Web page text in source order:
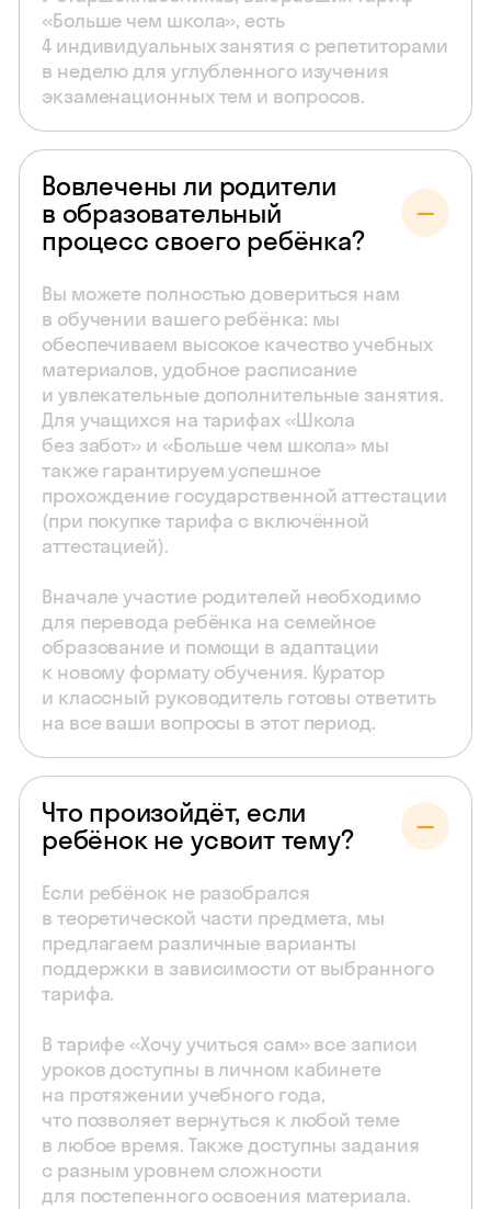
«Больше чем школа», есть
4 индивидуальных занятия с репетиторами
в неделю для углубленного изучения
экзаменационных тем и вопросов.
Вовлечены ли родители
в образовательный
процесс своего ребёнка?
Вы можете полностью довериться нам
в обучении вашего ребёнка: мы
обеспечиваем высокое качество учебных
материалов, удобное расписание
и увлекательные дополнительные занятия.
Для учащихся на тарифах «Школа
без забот» и «Больше чем школа» мы
также гарантируем успешное
прохождение государственной аттестации
(при покупке тарифа с включённой
аттестацией).
Вначале участие родителей необходимо
для перевода ребёнка на семейное
образование и помощи в адаптации
к новому формату обучения. Куратор
и классный руководитель готовы ответить
на все ваши вопросы в этот период.
Что произойдёт, если
ребёнок не усвоит тему?
Если ребёнок не разобрался
в теоретической части предмета, мы
предлагаем различные варианты
поддержки в зависимости от выбранного
тарифа.
В тарифе «Хочу учиться сам» все записи
уроков доступны в личном кабинете
на протяжении учебного года,
что позволяет вернуться к любой теме
в любое время. Также доступны задания
с разным уровнем сложности
для постепенного освоения материала.